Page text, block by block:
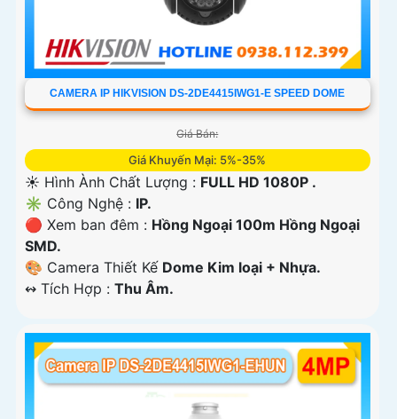
CAMERA IP HIKVISION DS-2DE4415IWG1-E SPEED DOME
Giá Bán:
Giá Khuyến Mại: 5%-35%
☀️ Hình Ành Chất Lượng : FULL HD 1080P .
✳️ Công Nghệ : IP.
🔴 Xem ban đêm : Hồng Ngoại 100m Hồng Ngoại
SMD.
🎨 Camera Thiết Kế Dome Kim loại + Nhựa.
️↭ Tích Hợp : Thu Âm.